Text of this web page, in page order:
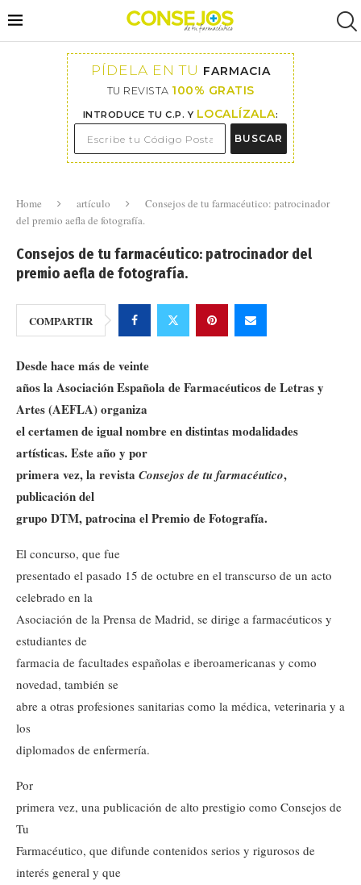
PÍDELA EN TU FARMACIA
TU REVISTA 100% GRATIS
INTRODUCE TU C.P. Y LOCALÍZALA:
BUSCAR
Home artículo
Consejos de tu farmacéutico: patrocinador
del premio aefla de fotografía.
Consejos de tu farmacéutico: patrocinador del
premio aefla de fotografía.
COMPARTIR
Desde hace más de veinte
años la Asociación Española de Farmacéuticos de Letras y
Artes (AEFLA) organiza
el certamen de igual nombre en distintas modalidades
artísticas. Este año y por
primera vez, la revista Consejos de tu farmacéutico,
publicación del
grupo DTM, patrocina el Premio de Fotografía.
El concurso, que fue
presentado el pasado 15 de octubre en el transcurso de un acto
celebrado en la
Asociación de la Prensa de Madrid, se dirige a farmacéuticos y
estudiantes de
farmacia de facultades españolas e iberoamericanas y como
novedad, también se
abre a otras profesiones sanitarias como la médica, veterinaria y a
los
diplomados de enfermería.
Por
primera vez, una publicación de alto prestigio como Consejos de
Tu
Farmacéutico, que difunde contenidos serios y rigurosos de
interés general y que